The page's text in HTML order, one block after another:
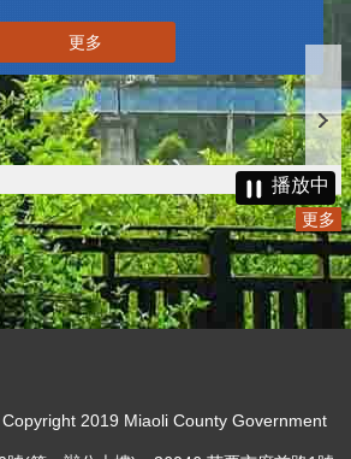
更多
播放中
更多
2019 Miaoli County Government